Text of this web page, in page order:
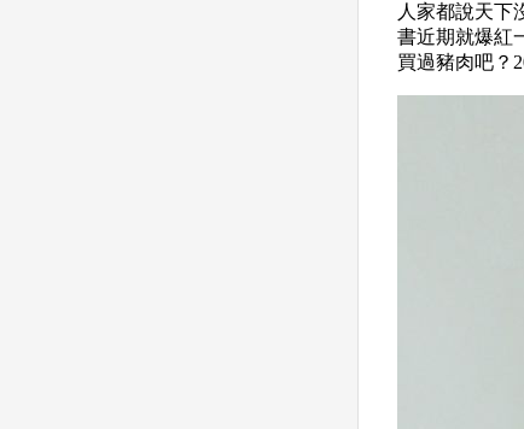
人家都說天下
書近期就爆紅
買過豬肉吧？